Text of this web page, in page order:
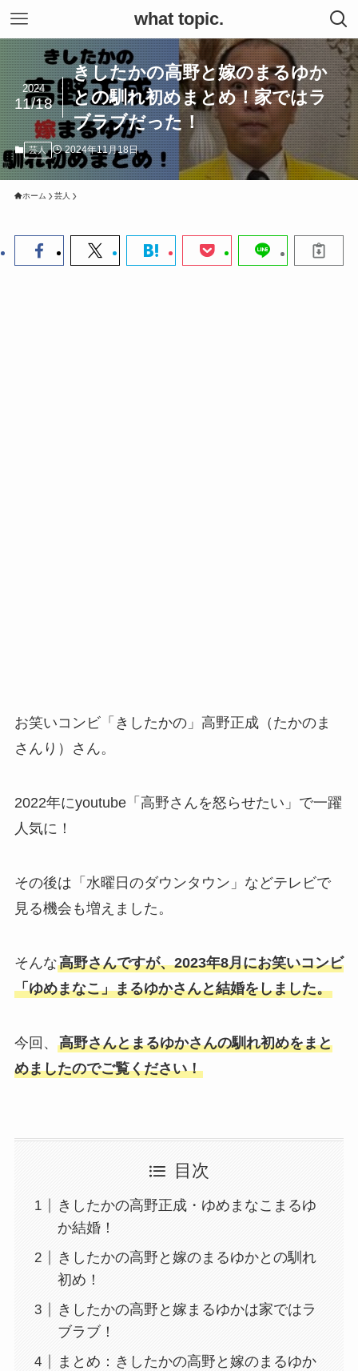
what topic.
きしたかの高野と嫁のまるゆか
との馴れ初めまとめ！家ではラ
ブラブだった！
2024
11/18
芸人 2024年11月18日
ホーム 芸人
お笑いコンビ「きしたかの」高野正成（たかのま
さんり）さん。
2022年にyoutube「高野さんを怒らせたい」で一躍
人気に！
その後は「水曜日のダウンタウン」などテレビで
見る機会も増えました。
そんな高野さんですが、2023年8月にお笑いコンビ
「ゆめまなこ」まるゆかさんと結婚をしました。
今回、 高野さんとまるゆかさんの馴れ初めをまと
めましたのでご覧ください！
目次
きしたかの高野正成・ゆめまなこまるゆ
か結婚！
きしたかの高野と嫁のまるゆかとの馴れ
初め！
きしたかの高野と嫁まるゆかは家ではラ
ブラブ！
まとめ：きしたかの高野と嫁のまるゆか